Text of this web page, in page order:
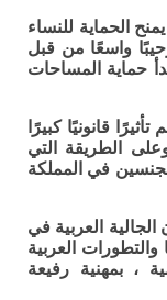
الحماية للنساء
واسعًا من قبل
حماية المساحات
قانونيًا كبيرًا
الطريقة التي
في المملكة
العربية في
والتطورات العربية
، بمهنية رفيعة